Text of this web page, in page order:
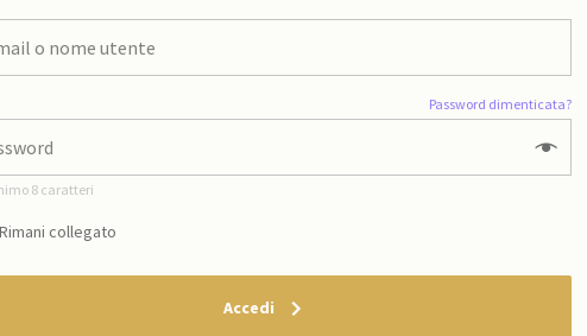
Password dimenticata?
8 caratteri
collegato
Accedi